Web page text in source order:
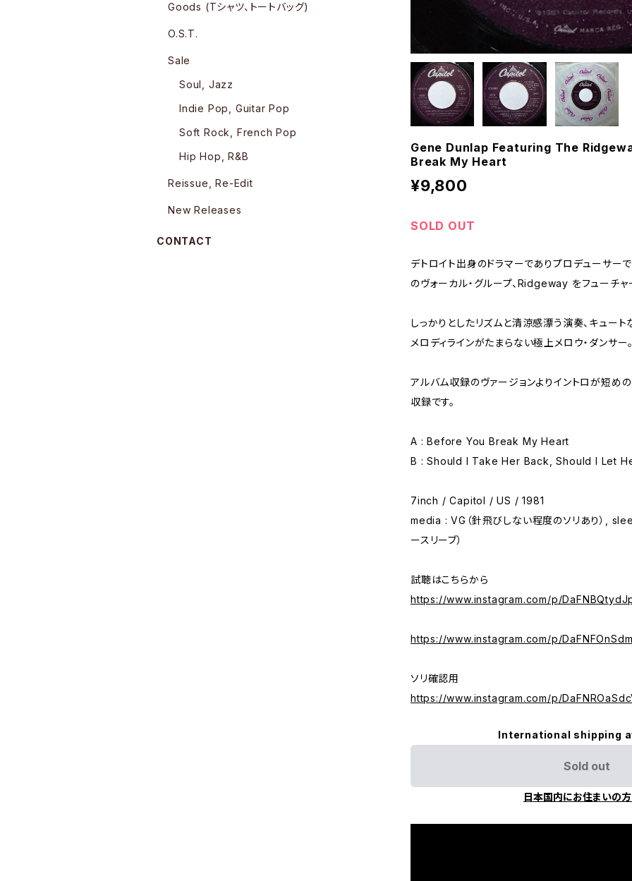
Gene Dunlap Featuring The
Break My Heart
¥9,800
SOLD OUT
デトロイト出身のドラマーでありプロデューサ
のヴォーカル・グループ、Ridgeway をフューチャ
しっかりとしたリズムと清涼感漂う演奏、キュー
メロディラインがたまらない極上メロウ・ダンサー
アルバム収録のヴァージョンよりイントロが短め
収録です。
A : Before You Break My Heart
B : Should I Take Her Back, Should I Let
7inch / Capitol / US / 1981
media : VG（針飛びしない程度のソリあり）,
ースリーブ）
試聴はこちらから
https://www.instagram.com/p/
https://www.instagram.com/p/
ソリ確認用
https://www.instagram.com/p/
International shipping
Sold out
日本国内にお住まいの
Goods (Tシャツ、トートバッグ)
O.S.T.
Sale
Soul, Jazz
Indie Pop, Guitar Pop
Soft Rock, French Pop
Hip Hop, R&B
Reissue, Re-Edit
New Releases
CONTACT